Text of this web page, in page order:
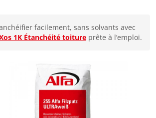
facilement, sans solvants avec
1K Étanchéité toiture prête à l’emploi.